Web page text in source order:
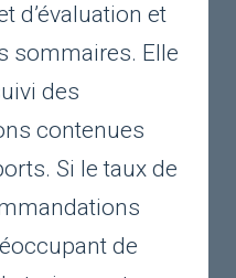
d’évaluation et
sommaires. Elle
des
contenues
Si le taux de
de